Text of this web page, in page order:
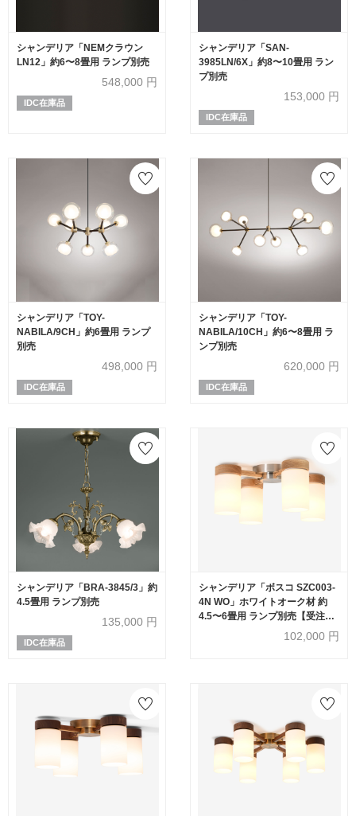
シャンデリア「NEMクラウン
LN12」約6〜8畳用 ランプ別売
548,000 円
IDC在庫品
シャンデリア「SAN-
3985LN/6X」約8〜10畳用 ラン
プ別売
153,000 円
IDC在庫品
シャンデリア「TOY-
NABILA/9CH」約6畳用 ランプ
別売
498,000 円
IDC在庫品
シャンデリア「TOY-
NABILA/10CH」約6〜8畳用 ラ
ンプ別売
620,000 円
IDC在庫品
シャンデリア「BRA-3845/3」約
4.5畳用 ランプ別売
135,000 円
IDC在庫品
シャンデリア「ボスコ SZC003-
4N WO」ホワイトオーク材 約
4.5〜6畳用 ランプ別売【受注生
102,000 円